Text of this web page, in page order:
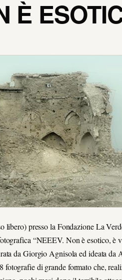
È
libero) presso la Fondazione La
“NEEEV. Non è esotico, è
da Giorgio Agnisola ed ideata
fotografie di grande formato che,